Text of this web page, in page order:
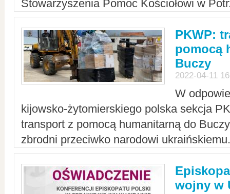
Stowarzyszenia Pomoc Kościołowi w
PKWP:
pomocą
Buczy
2022-04-11
W
kijowsko-żytomierskiego polska sekcja
transport z pomocą humanitarną do
zbrodni przeciwko narodowi
wojny w